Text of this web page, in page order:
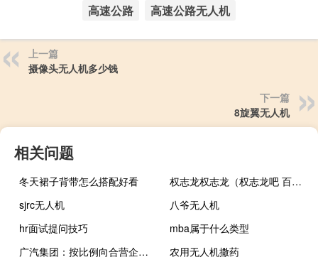
高速公路 高速公路无人机
上一篇
摄像头无人机多少钱
下一篇
8旋翼无人机
相关问题
冬天裙子背带怎么搭配好看
权志龙权志龙（权志龙吧 百度贴吧）
sjrc无人机
八爷无人机
hr面试提问技巧
mba属于什么类型
广汽集团：按比例向合营企业广汽汇理汽车金融有限公司增资
农用无人机撒药